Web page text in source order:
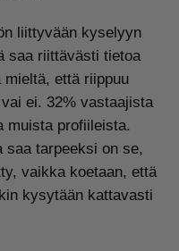
liittyvään kyselyyn
saa riittävästi tietoa
että riippuu
ei. 32% vastaajista
muista profiileista.
tarpeeksi on se,
vaikka koetaan, että
kysytään kattavasti